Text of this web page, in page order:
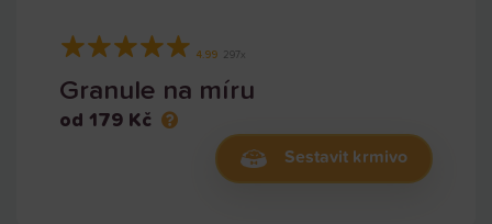
★★★★★ 4.99 297x
Granule na míru
od 179 Kč
Sestavit krmivo